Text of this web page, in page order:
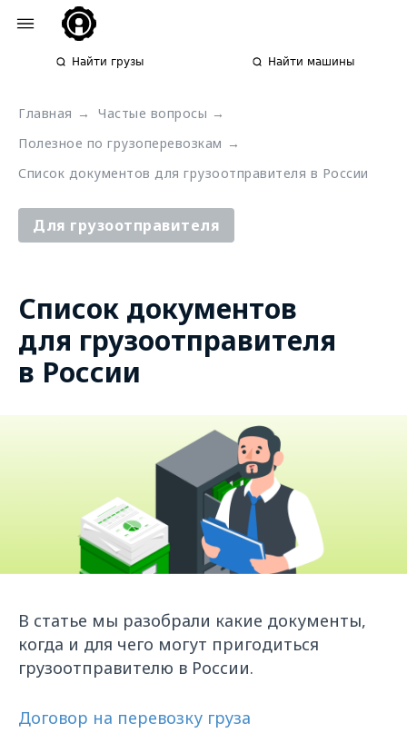
Найти грузы Найти машины
Главная → Частые вопросы →
Полезное по грузоперевозкам →
Список документов для грузоотправителя в России
Для грузоотправителя
Список документов
для грузоотправителя
в России
В статье мы разобрали какие документы,
когда и для чего могут пригодиться
грузоотправителю в России.
Договор на перевозку груза